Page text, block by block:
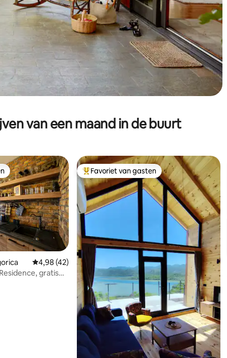
van een maand in de buurt
5, 37 recensies
Gemiddelde beoordeling van 4,98 uit 5, 42 recensies
4,98 (42)
gratis
Topfavoriet van gasten
Favoriet van gasten